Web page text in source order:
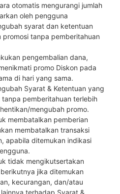
otomatis mengurangi jumlah
oleh pengguna
syarat dan ketentuan
tanpa pemberitahuan
pengembalian dana,
promo Diskon pada
di hari yang sama.
Syarat & Ketentuan yang
pemberitahuan terlebih
mengubah promo.
membatalkan pemberian
membatalkan transaksi
apabila ditemukan indikasi
tidak mengikutsertakan
jika ditemukan
kecurangan, dan/atau